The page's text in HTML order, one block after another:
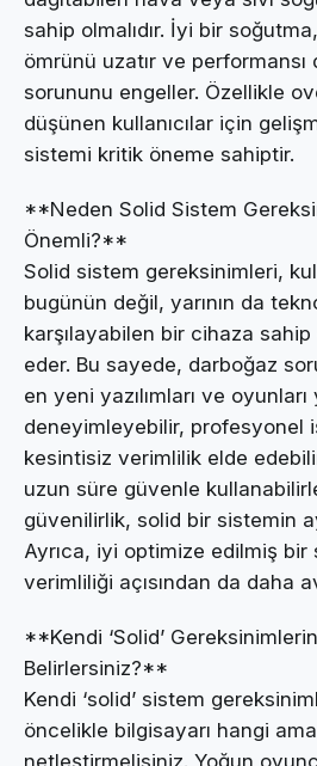
sahip olmalıdır. İyi bir
ömrünü uzatır ve performansı
sorununu engeller. Özellikle
düşünen kullanıcılar için
sistemi kritik öneme sahiptir.
**Neden Solid Sistem
Önemli?**
Solid sistem gereksinimleri,
bugünün değil, yarının da
karşılayabilen bir cihaza sahip
eder. Bu sayede, darboğaz
en yeni yazılımları ve
deneyimleyebilir, profesyonel
kesintisiz verimlilik elde
uzun süre güvenle
güvenilirlik, solid bir sistemin
Ayrıca, iyi optimize edilmiş
verimliliği açısından da daha
**Kendi ‘Solid’
Belirlersiniz?**
Kendi ‘solid’ sistem
öncelikle bilgisayarı hangi